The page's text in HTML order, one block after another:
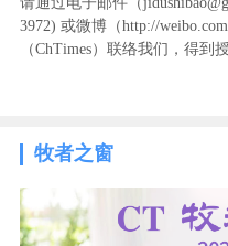
3972) ‬或微博（http://
（ChTimes）联络我们，得到
牧者之窗